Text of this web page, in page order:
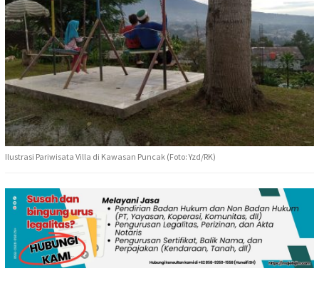
Ilustrasi Pariwisata Villa di Kawasan Puncak (Foto: Yzd/RK)